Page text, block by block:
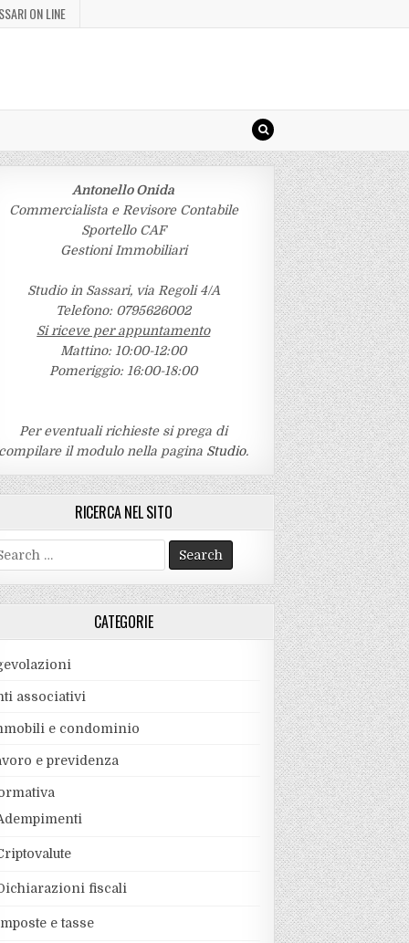
ON LINE
Antonello Onida
Commercialista e Revisore Contabile
Sportello CAF
Gestioni Immobiliari
Studio in Sassari, via Regoli 4/A
Telefono: 0795626002
Si riceve per appuntamento
Mattino: 10:00-12:00
Pomeriggio: 16:00-18:00
Per eventuali richieste si prega di
il modulo nella pagina Studio.
RICERCA NEL SITO
CATEGORIE
associativi
e condominio
e previdenza
fiscali
e tasse